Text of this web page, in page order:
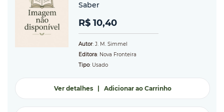
Saber
R$ 10,40
Autor: J. M. Simmel
Editora: Nova Fronteira
Tipo: Usado
Ver detalhes| Adicionar ao Carrinho